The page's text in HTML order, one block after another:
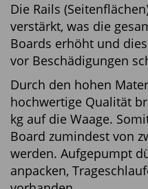
Die Rails
verstärkt, was die
Boards erhöht und
vor Beschädigungen
Durch den hohen
hochwertige Qualität
kg auf die Waage.
Board zumindest von
werden. Aufgepumpt
anpacken,